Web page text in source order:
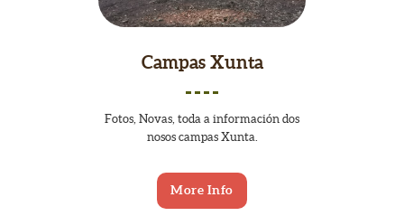
Campas Xunta
Fotos, Novas, toda a información dos
nosos campas Xunta.
More Info